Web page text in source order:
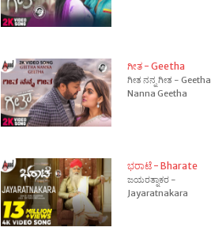
ಗೀತ - Geetha
ಗೀತ ನನ್ನ ಗೀತ - Geetha
Nanna Geetha
ಭರಾಟೆ - Bharate
ಜಯರತ್ನಾಕರ -
Jayaratnakara